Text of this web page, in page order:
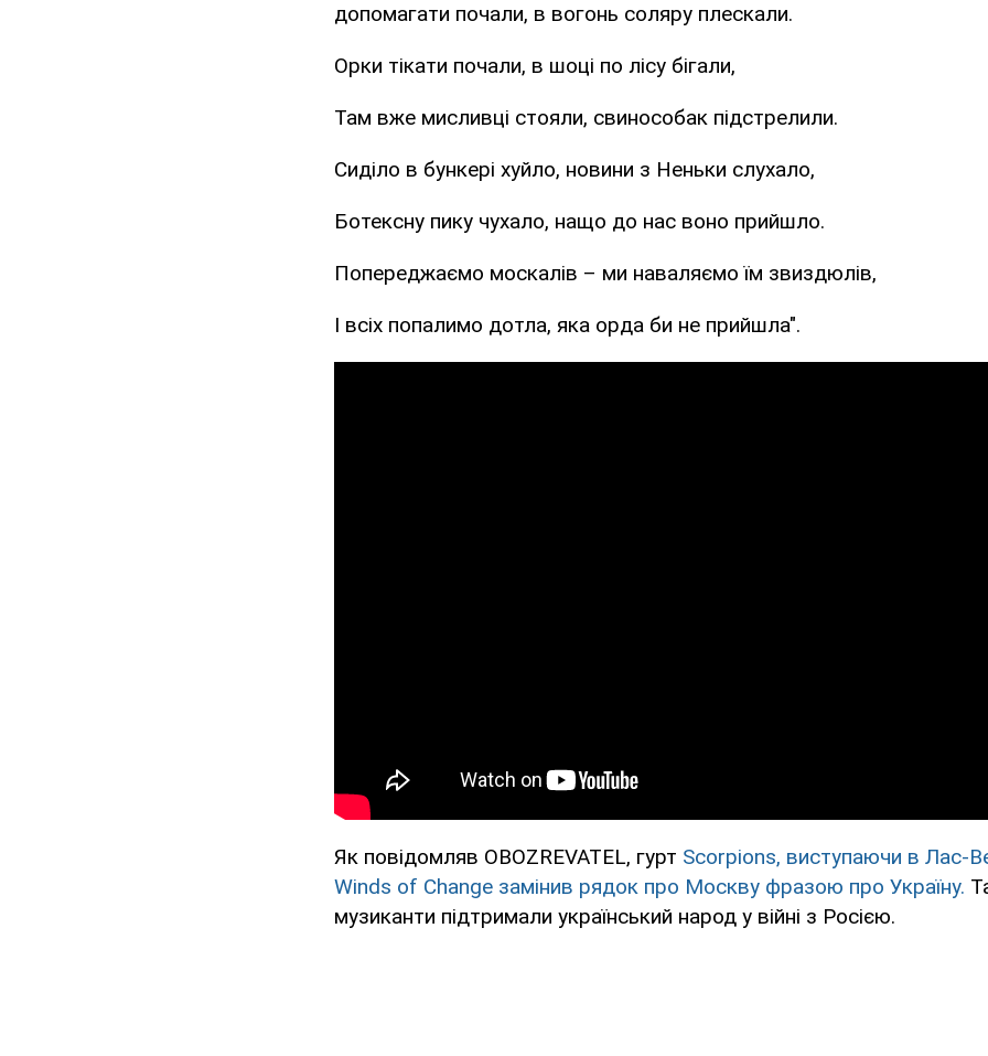
допомагати почали, в вогонь соляру плескали.
Орки тікати почали, в шоці по лісу бігали,
Там вже мисливці стояли, свинособак підстрелили.
Сиділо в бункері хуйло, новини з Неньки слухало,
Ботексну пику чухало, нащо до нас воно прийшло.
Попереджаємо москалів – ми наваляємо їм звиздюлів,
І всіх попалимо дотла, яка орда би не прийшла".
Як повідомляв OBOZREVATEL, гурт Scorpions, виступаючи в Лас-
Winds of Change замінив рядок про Москву фразою про Україну.
музиканти підтримали український народ у війні з Росією.